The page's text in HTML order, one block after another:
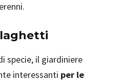
specie, il giardiniere
interessanti per le